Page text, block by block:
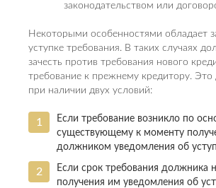
законодательством или
Некоторыми особенностями обладает
уступке требования. В таких случаях
зачесть против требования нового
требование к прежнему кредитору. Это
при наличии двух условий:
Если требование возникло по
существующему к моменту
должником уведомления об
Если срок требования должника
получения им уведомления об